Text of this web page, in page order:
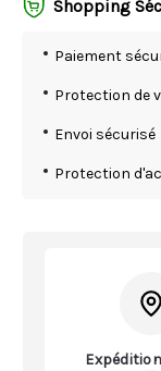
Shopping
Paiement
Protection de
Envoi sécurisé
Protection